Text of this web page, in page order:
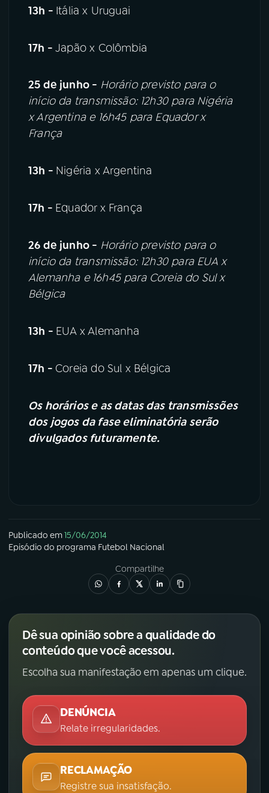
13h - Itália x Uruguai
17h -Japão x Colômbia
25 de junho - Horário previsto para o
início da transmissão: 12h30 para Nigéria
x Argentina e 16h45 para Equador x
França
13h - Nigéria x Argentina
17h - Equador x França
26 de junho - Horário previsto para o
início da transmissão: 12h30 para EUA x
Alemanha e 16h45 para Coreia do Sul x
Bélgica
13h - EUA x Alemanha
17h -Coreia do Sul x Bélgica
Os horários e as datas das transmissões
dos jogos da fase eliminatória serão
divulgados futuramente.
Publicado em15/06/2014
Episódio do programa Futebol Nacional
Compartilhe
Dê sua opinião sobre a qualidade do
conteúdo que você acessou.
Escolha sua manifestação em apenas um clique.
DENÚNCIA
Relate irregularidades.
RECLAMAÇÃO
Registre sua insatisfação.